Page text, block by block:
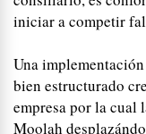
iniciar a competir
Una
bien estructurado
empresa por la cual
Moolah